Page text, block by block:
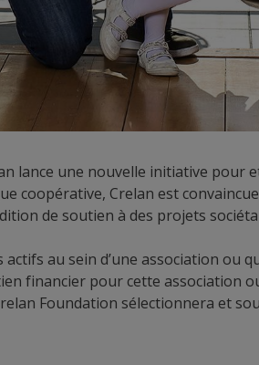
lance une nouvelle initiative pour
coopérative, Crelan est
de soutien à des projets
actifs au sein d’une association ou
financier pour cette association
Foundation sélectionnera et